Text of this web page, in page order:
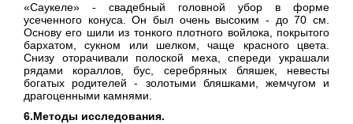
«Саукеле» - свадебный головной убор в форме
усеченного конуса. Он был очень высоким - до 70 см.
Основу его шили из тонкого плотного войлока, покрытого
бархатом, сукном или шелком, чаще красного цвета.
Снизу оторачивали полоской меха, спереди украшали
рядами кораллов, бус, серебряных бляшек, невесты
богатых родителей - золотыми бляшками, жемчугом и
драгоценными камнями.
6.Методы исследования.